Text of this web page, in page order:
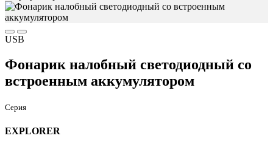
USB
Фонарик налобный светодиодный со
встроенным аккумулятором
Серия
EXPLORER